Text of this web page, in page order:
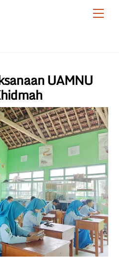
UAMNU